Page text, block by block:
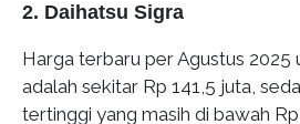
2. Daihatsu Sigra
Harga terbaru per Agustus 2025
adalah sekitar Rp 141,5 juta,
tertinggi yang masih di bawah